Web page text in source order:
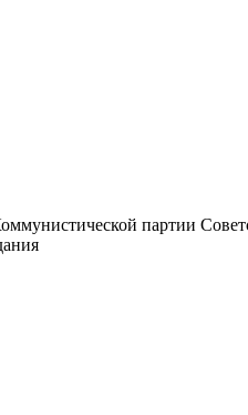
партии